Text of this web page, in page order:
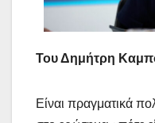
Του Δημήτρη
Είναι πραγματικά